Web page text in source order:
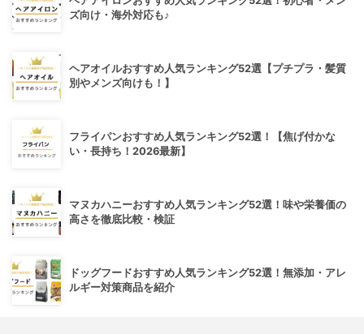
ズ向け・海外対応も♪
ヘアオイルおすすめ人気ランキング52選【プチプラ・髪質
別やメンズ向けも！】
フライパンおすすめ人気ランキング52選！【焦げ付かな
い・長持ち！2026最新】
マヌカハニーおすすめ人気ランキング52選！味や栄養価の
高さを徹底比較・検証
ドッグフードおすすめ人気ランキング52選！無添加・アレ
ルギー対策商品を紹介